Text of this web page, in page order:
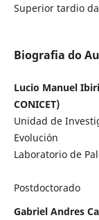
Superior tardio
Biografia do
Lucio Manuel
CONICET)
Unidad de
Evolución
Laboratorio de
Postdoctorado
Gabriel Andres